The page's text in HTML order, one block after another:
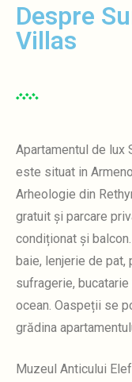
Despre
Villas
Apartamentul de lux
este situat in
Arheologie din
gratuit și parcare
condiționat și balcon.
baie, lenjerie de pat,
sufragerie,
ocean. Oaspeții se
grădina
Muzeul Anticului